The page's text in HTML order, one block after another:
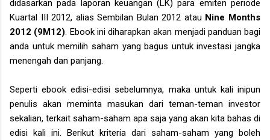
didasarkan pada laporan keuangan (LK) para emiten periode
Kuartal III 2012, alias Sembilan Bulan 2012 atau Nine Months
2012 (9M12) . Ebook ini diharapkan akan menjadi panduan bagi
anda untuk memilih saham yang bagus untuk investasi jangka
menengah dan panjang.
Seperti ebook edisi-edisi sebelumnya, maka untuk kali inipun
penulis akan meminta masukan dari teman-teman investor
sekalian, terkait saham-saham apa saja yang akan kita bahas di
edisi kali ini. Berikut kriteria dari saham-saham yang boleh